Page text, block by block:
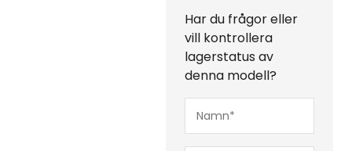
Har du frågor eller
vill kontrollera
lagerstatus av
denna modell?